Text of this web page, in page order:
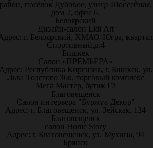
посёлок Дубовое, улица Шоссейная,
дом 2, офис 6.
Белоярский
Дизайн-салон Lidi Art
г. Белоярский, ХМАО-Югра, квартал
Спортивный,д.4
Бишкек
Салон «ПРЕМЬЕРА»
Республика Киргизия, г. Бишкек, ул.
Льва Толстого 36к, торговый комплекс
Мега Мастер, бутик Г3
Благовещенск
Салон интерьера "Буржуа-Декор"
Адрес: г. Благовещенск, ул. Зейская, 134
Благовещенск
салон Home Story
Адрес: г. Благовещенск, ул. Мухина, 94
Брянск